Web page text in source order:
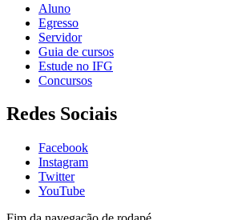
Aluno
Egresso
Servidor
Guia de cursos
Estude no IFG
Concursos
Redes Sociais
Facebook
Instagram
Twitter
YouTube